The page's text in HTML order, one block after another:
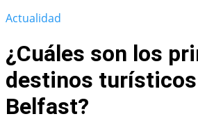
Actualidad
¿Cuáles son los
destinos
Belfast?